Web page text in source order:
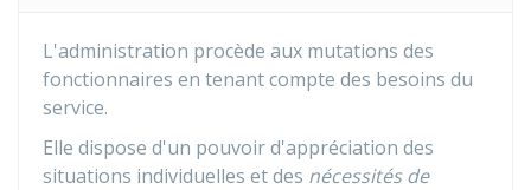
L'administration procède aux mutations des
fonctionnaires en tenant compte des besoins du
service.
Elle dispose d'un pouvoir d'appréciation des
situations individuelles et des nécessités de